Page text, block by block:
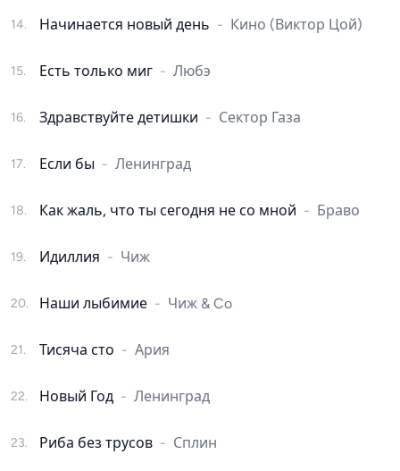
14. Начинается новый день - Кино (Виктор Цой)
15. Есть только миг - Любэ
16. Здравствуйте детишки - Сектор Газа
17. Если бы - Ленинград
18. Как жаль, что ты сегодня не со мной - Браво
19. Идиллия - Чиж
20. Наши лыбимие - Чиж & Co
21. Тисяча сто - Ария
22. Новый Год - Ленинград
23. Риба без трусов - Сплин